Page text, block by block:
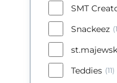
SMT
Snackeez
Teddies (11)